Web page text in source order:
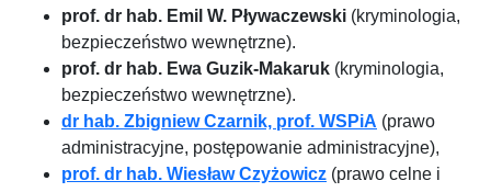
prof. dr hab. Emil W. Pływaczewski (kryminologia,
bezpieczeństwo wewnętrzne).
prof. dr hab. Ewa Guzik-Makaruk (kryminologia,
bezpieczeństwo wewnętrzne).
dr hab. Zbigniew Czarnik, prof. WSPiA (prawo
administracyjne, postępowanie administracyjne),
prof. dr hab. Wiesław Czyżowicz (prawo celne i